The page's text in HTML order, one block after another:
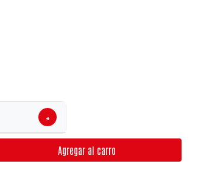
+
Agregar al carro